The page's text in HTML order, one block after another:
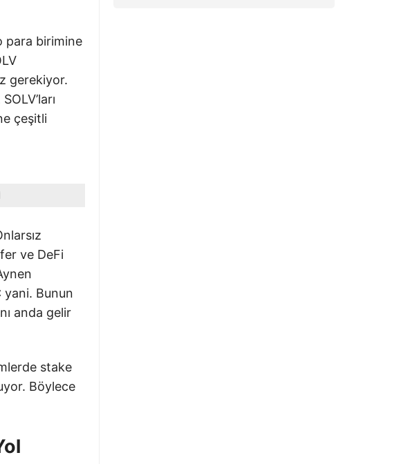
para birimine
gerekiyor.
çeşitli
ve DeFi
yani. Bunun
anda gelir
stake
Böylece